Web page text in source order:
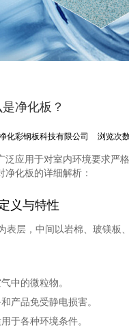
净化板？
化彩钢板科技有限公司 浏览次
应用于对室内环境要求严
化板的详细解析：
义与特性
表层，中间以岩棉、玻镁板
中的微粒物。
产品免受静电损害。
于各种环境条件。